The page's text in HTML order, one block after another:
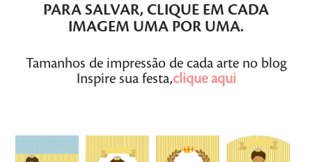
PARA SALVAR, CLIQUE EM CADA
IMAGEM UMA POR UMA.
Tamanhos de impressão de cada arte no blog
Inspire sua festa,clique aqui